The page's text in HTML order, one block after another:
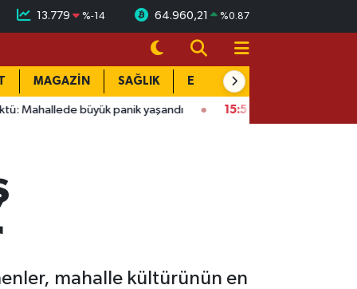
13.779 %-14 64.960,21 %0.87
MAGAZİN SAĞLIK EĞİTİM
panik yaşandı 15:58Bağlarbaşı Mahallesi'nde 101. buluşma:
mahalle kültürünün en